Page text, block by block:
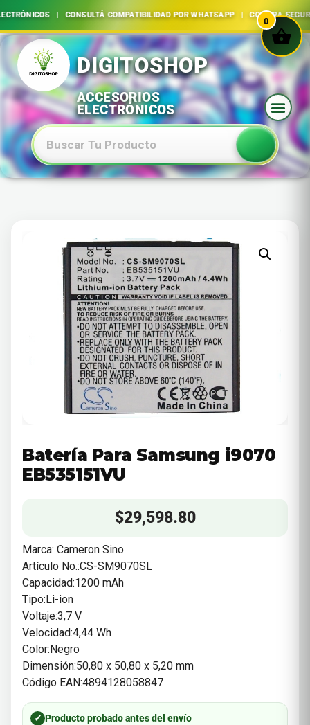
| CONSULTÁ COMPATIBILIDAD POR WHATSAPP | COMPRA SEGURA
Ir
al
contenido
Batería Para Samsung i9070
EB535151VU
$29,598.80
Marca: Cameron Sino
Artículo No.:CS-SM9070SL
Capacidad:1200 mAh
Tipo:Li-ion
Voltaje:3,7 V
Velocidad:4,44 Wh
Color:Negro
Dimensión:50,80 x 50,80 x 5,20 mm
Código EAN:4894128058847
✓ Producto probado antes del envío
0